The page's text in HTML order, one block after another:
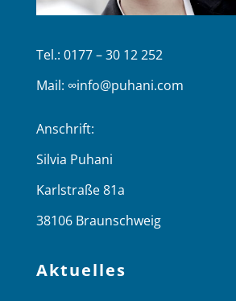
Tel.: 0177 – 30 12 252
Mail: ∞info@puhani.com
Anschrift:
Silvia Puhani
Karlstraße 81a
38106 Braunschweig
Aktuelles